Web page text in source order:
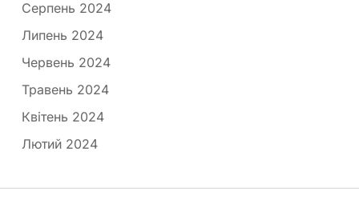
Серпень 2024
Липень 2024
Червень 2024
Травень 2024
Квітень 2024
Лютий 2024